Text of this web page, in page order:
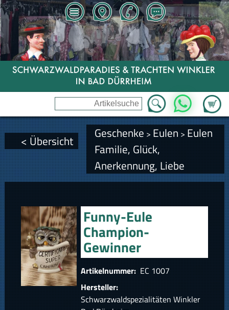
Zum
WhatsApp
< Übersicht Geschenke > Eulen > Eulen
Familie, Glück,
Anerkennung, Liebe
Funny-Eule
Champion-
Gewinner
Artikelnummer: EC 1007
Hersteller:
Schwarzwaldspezialitäten Winkler